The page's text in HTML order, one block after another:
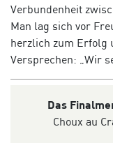
Verbundenheit
Man lag sich vor
herzlich zum Erfolg
Versprechen: „Wir
Das
Choux au